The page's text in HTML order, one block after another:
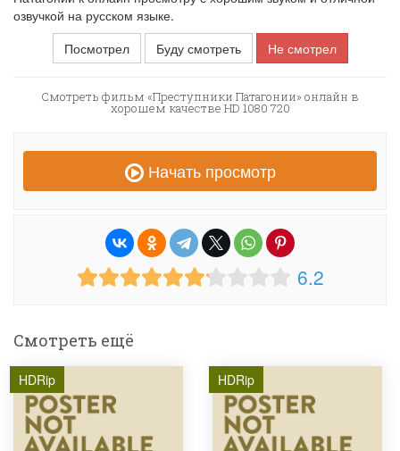
озвучкой на русском языке.
Посмотрел
Буду смотреть Не смотрел
Смотреть фильм «Преступники Патагонии» онлайн в
хорошем качестве HD 1080 720
Начать просмотр
6.2
Смотреть ещё
HDRip HDRip